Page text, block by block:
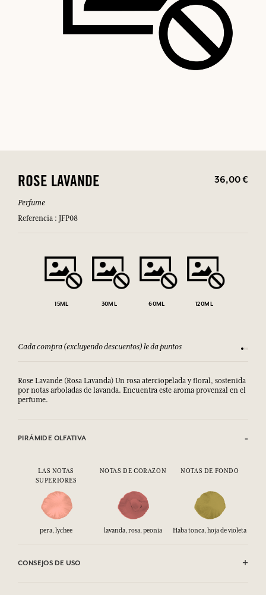
ROSE LAVANDE 36,00 €
Perfume
Referencia : JFP08
15ML 30ML 60ML 120ML
Cada compra (excluyendo descuentos) le da puntos
Rose Lavande (Rosa Lavanda) Un rosa aterciopelada y floral, sostenida
por notas arboladas de lavanda. Encuentra este aroma provenzal en el
perfume.
PIRÁMIDE OLFATIVA
LAS NOTAS
SUPERIORES
NOTAS DE CORAZON NOTAS DE FONDO
pera, lychee lavanda, rosa, peonía Haba tonca, hoja de violeta
CONSEJOS DE USO